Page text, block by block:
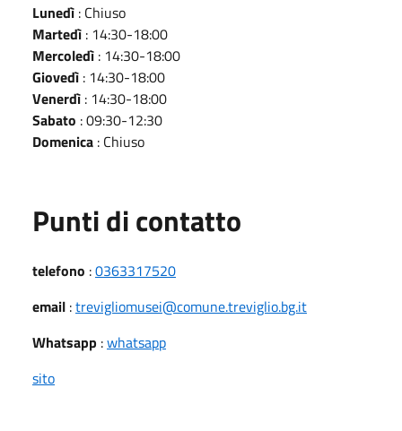
Lunedì : Chiuso
Martedì : 14:30-18:00
Mercoledì : 14:30-18:00
Giovedì : 14:30-18:00
Venerdì : 14:30-18:00
Sabato : 09:30-12:30
Domenica : Chiuso
Punti di contatto
telefono :0363317520
email :trevigliomusei@comune.treviglio.bg.it
Whatsapp :whatsapp
sito